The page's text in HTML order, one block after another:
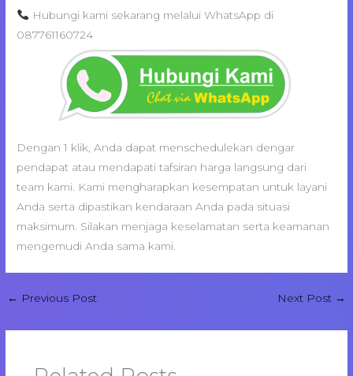
Hubungi kami sekarang melalui WhatsApp di
087761160724
Dengan 1 klik, Anda dapat menschedulekan dengar
pendapat atau mendapati tafsiran harga langsung dari
team kami. Kami mengharapkan kesempatan untuk layani
Anda serta dipastikan kendaraan Anda pada situasi
maksimum. Silakan menjaga keselamatan serta keamanan
mengemudi Anda sama kami.
← Previous Post Next Post →